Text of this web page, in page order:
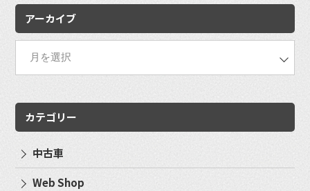
アーカイブ
カテゴリー
中古車
Web Shop